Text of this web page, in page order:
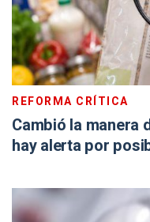
REFORMA CRÍTICA
Cambió la manera
hay alerta por